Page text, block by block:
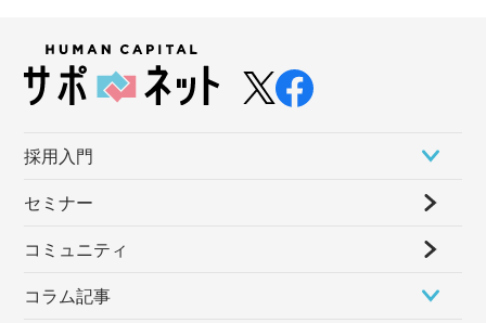
採⽤⼊⾨
セミナー
コミュニティ
コラム記事